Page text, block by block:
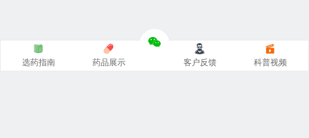
选药指南 药品展示 客户反馈 科普视频